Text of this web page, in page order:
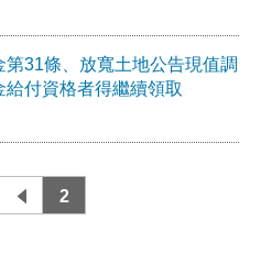
31條、放寬土地公告現值調
付資格者得繼續領取
2